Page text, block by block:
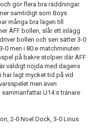
gör flera bra räddningar.
samtidigt som Boys
många bra lägen till
ÄFF bollen, slår ett inlägg
bollen och sen sätter 3-0
0 men i 80:e matchminuten
på bakre stolpen där ÄFF
väldigt nöjda med dagens
har lagt mycket tid på vid
men även
U14:s tränare
2-0 Noel Dock, 3-0 Linus